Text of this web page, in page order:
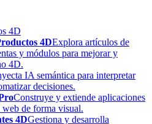
4D
4DExplora artículos de
y módulos para mejorar y
4D.
IA semántica para interpretar
decisiones.
Construye y extiende aplicaciones
de forma visual.
4DGestiona y desarrolla